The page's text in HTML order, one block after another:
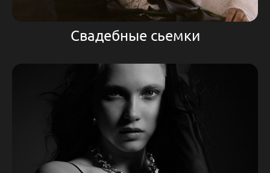
Свадебные сьемки